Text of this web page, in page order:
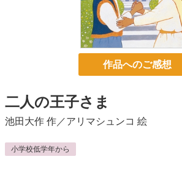
作品へのご感想
二人の王子さま
池田大作 作／アリマシュンコ 絵
小学校低学年から